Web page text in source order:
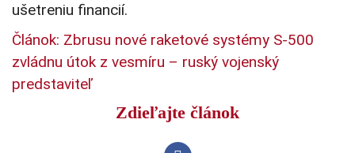
ušetreniu financií.
Článok: Zbrusu nové raketové systémy S-500
zvládnu útok z vesmíru – ruský vojenský
predstaviteľ
Zdieľajte článok